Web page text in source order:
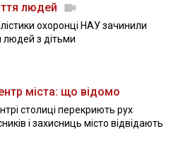
людей
охоронці НАУ зачинили
людей з дітьми
міста: що відомо
столиці перекриють рух
і захисниць місто відвідають